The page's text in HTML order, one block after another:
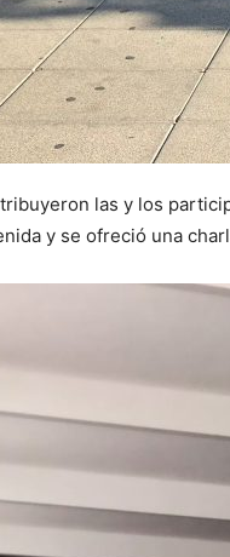
las y los
y se ofreció una